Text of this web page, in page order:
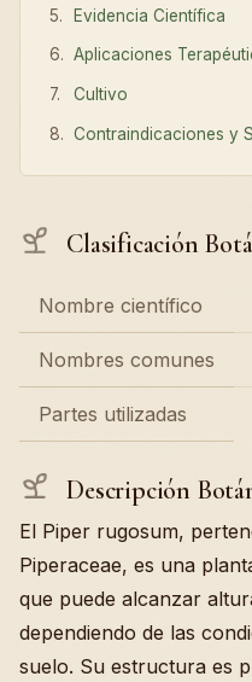
Evidencia Científica
Aplicaciones
Cultivo
Contraindicaciones y
Clasificación
Nombre científico
Nombres comunes
Partes utilizadas
Descripción
El Piper rugosum,
Piperaceae, es una
que puede alcanzar
dependiendo de las
suelo. Su estructura es